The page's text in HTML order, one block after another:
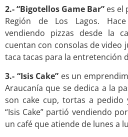
2.- “Bigotellos Game Bar” es el
Región de Los Lagos.
vendiendo pizzas desde la
cuentan con consolas de video
taca tacas para la entretención
3.- “Isis Cake” es un
Araucanía que se dedica a la
son cake cup, tortas a pedido
“Isis Cake” partió vendiendo
un café que atiende de lunes a